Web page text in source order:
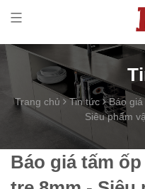
Trang chủ Tin tức
Báo
Siêu phẩm
Báo giá tấm